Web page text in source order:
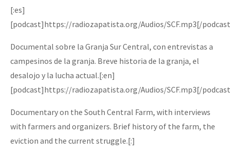
[:es]
[podcast]https://radiozapatista.org/Audios/SCF.mp3[/
Documental sobre la Granja Sur Central, con entrevistas a
campesinos de la granja. Breve historia de la granja, el
desalojo y la lucha actual.[:en]
[podcast]https://radiozapatista.org/Audios/SCF.mp3[/
Documentary on the South Central Farm, with interviews
with farmers and organizers. Brief history of the farm, the
eviction and the current struggle.[:]